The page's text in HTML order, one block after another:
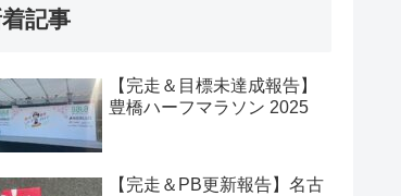
記事
【完走＆目標未達成報告】
豊橋ハーフマラソン 2025
【完走＆PB更新報告】名古